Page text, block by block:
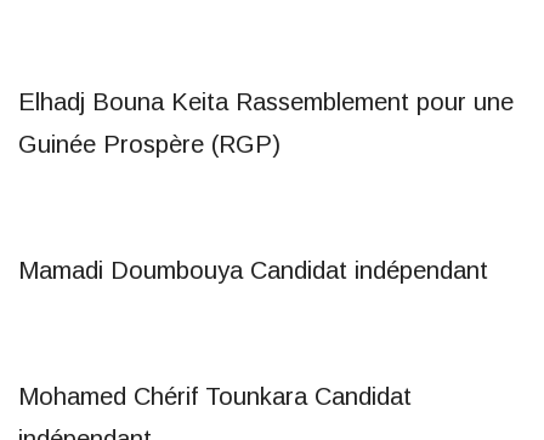
Elhadj Bouna Keita Rassemblement pour une
Guinée Prospère (RGP)
Mamadi Doumbouya Candidat indépendant
Mohamed Chérif Tounkara Candidat